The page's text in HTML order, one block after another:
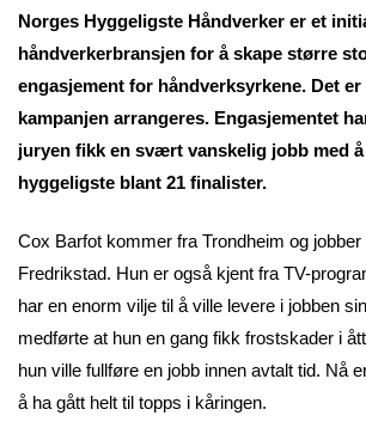
Norges Hyggeligste Håndverker er et
håndverkerbransjen for å skape større
engasjement for håndverksyrkene. Det
kampanjen arrangeres. Engasjementet
juryen fikk en svært vanskelig jobb med
hyggeligste blant 21 finalister.
Cox Barfot kommer fra Trondheim og
Fredrikstad. Hun er også kjent fra TV-
har en enorm vilje til å ville levere i jobben
medførte at hun en gang fikk frostskader i
hun ville fullføre en jobb innen avtalt tid. Nå
å ha gått helt til topps i kåringen.